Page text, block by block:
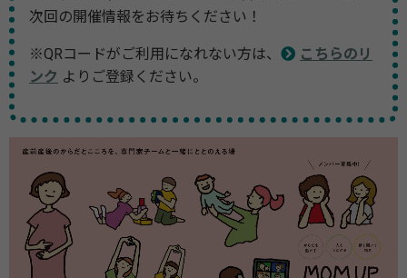
次回の開催情報をお待ちください！
※QRコードがご利用になれない方は、
こちらのリ
ンク よりご登録ください。